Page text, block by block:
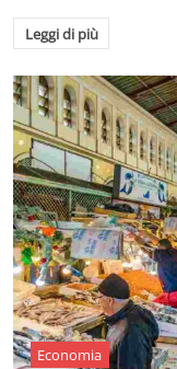
Leggi di più
Economia